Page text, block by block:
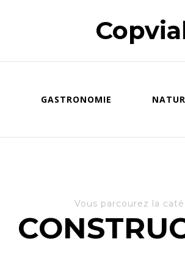
GASTRONOMIE
Vous parcourez la